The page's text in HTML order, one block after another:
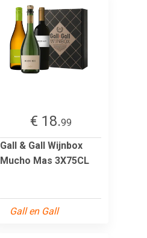
€ 18.99
Gall & Gall Wijnbox
Mucho Mas 3X75CL
Gall en Gall